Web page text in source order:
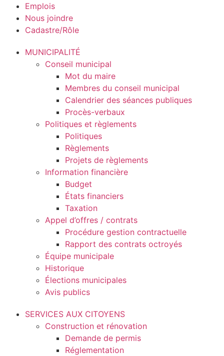
Emplois
Nous joindre
Cadastre/Rôle
MUNICIPALITÉ
Conseil municipal
Mot du maire
Membres du conseil municipal
Calendrier des séances publiques
Procès-verbaux
Politiques et règlements
Politiques
Règlements
Projets de règlements
Information financière
Budget
États financiers
Taxation
Appel d’offres / contrats
Procédure gestion contractuelle
Rapport des contrats octroyés
Équipe municipale
Historique
Élections municipales
Avis publics
SERVICES AUX CITOYENS
Construction et rénovation
Demande de permis
Réglementation